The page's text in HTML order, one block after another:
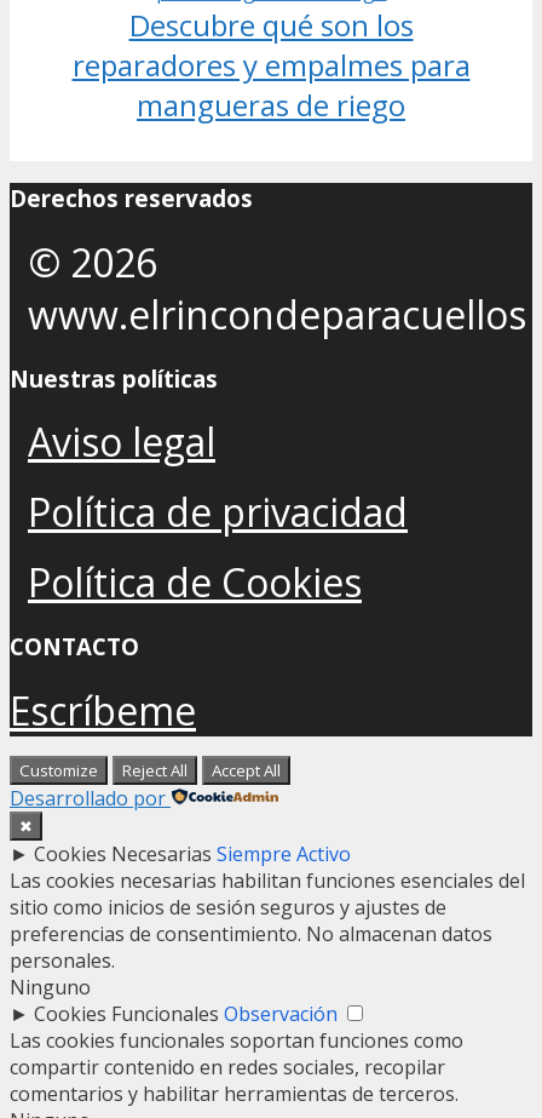
Descubre qué son los
reparadores y empalmes para
mangueras de riego
Derechos reservados
© 2026
www.elrincondeparacuellos
Nuestras políticas
Aviso legal
Política de privacidad
Política de Cookies
CONTACTO
Escríbeme
Customize Reject All Accept All
Desarrollado por
✖
► Cookies Necesarias Siempre Activo
Las cookies necesarias habilitan funciones esenciales del
sitio como inicios de sesión seguros y ajustes de
preferencias de consentimiento. No almacenan datos
personales.
Ninguno
► Cookies Funcionales Observación
Las cookies funcionales soportan funciones como
compartir contenido en redes sociales, recopilar
comentarios y habilitar herramientas de terceros.